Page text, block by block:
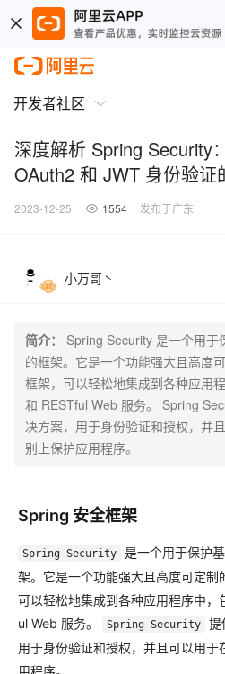
开发者社区
深度解析 Spring Security
OAuth2 和 JWT 身份验证
2023-12-25 1554 发布于广东
小万哥丶
简介：
Spring Security 是一个用
的框架。它是一个功能强大且高度
框架，可以轻松地集成到各种应用
和 RESTful Web 服务。 Spring
决方案，用于身份验证和授权，并
别上保护应用程序。
Spring 安全框架
Spring Security
是一个用于保护
架。它是一个功能强大且高度可定制
可以轻松地集成到各种应用程序中，
ul Web 服务。
Spring Security
提
用于身份验证和授权，并且可以用
用程序。